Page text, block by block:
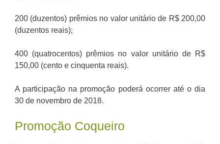
200 (duzentos) prêmios no valor unitário de R$ 200,00
(duzentos reais);
400 (quatrocentos) prêmios no valor unitário de R$
150,00 (cento e cinquenta reais).
A participação na promoção poderá ocorrer até o dia
30 de novembro de 2018.
Promoção Coqueiro